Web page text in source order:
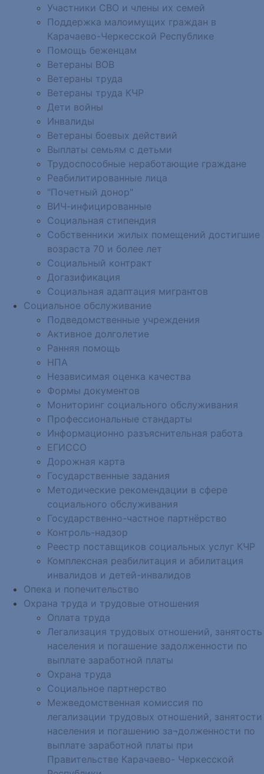
Участники СВО и члены их семей
Поддержка малоимущих граждан в
Карачаево-Черкесской Республике
Помощь беженцам
Ветераны ВОВ
Ветераны труда
Ветераны труда КЧР
Дети войны
Инвалиды
Ветераны боевых действий
Выплаты семьям с детьми
Трудоспособные неработающие граждане
Реабилитированные лица
"Почетный донор"
ВИЧ-инфицированные
Социальная стипендия
Собственники жилых помещений достигшие
возраста 70 и более лет
Социальный контракт
Догазификация
Социальная адаптация мигрантов
Социальное обслуживание
Подведомственные учреждения
Активное долголетие
Ранняя помощь
НПА
Независимая оценка качества
Формы документов
Мониторинг социального обслуживания
Профессиональные стандарты
Информационно разъяснительная работа
ЕГИССО
Дорожная карта
Государственные задания
Методические рекомендации в сфере
социального обслуживания
Государственно-частное партнёрство
Контроль-надзор
Реестр поставщиков социальных услуг КЧР
Комплексная реабилитация и абилитация
инвалидов и детей-инвалидов
Опека и попечительство
Охрана труда и трудовые отношения
Оплата труда
Легализация трудовых отношений, занятость
населения и погашение задолженности по
выплате заработной платы
Охрана труда
Социальное партнерство
Межведомственная комиссия по
легализации трудовых отношений, занятости
населения и погашению за¬долженности по
выплате заработной платы при
Правительстве Карачаево- Черкесской